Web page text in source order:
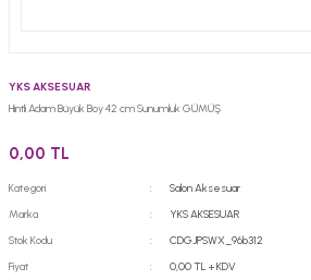
YKS AKSESUAR
Hintli Adam Büyük Boy 42 cm Sunumluk GÜMÜŞ
0,00 TL
Kategori
Salon Aksesuar
Marka
YKS AKSESUAR
Stok Kodu
CDGJPSWX_96b312
Fiyat
0,00 TL + KDV